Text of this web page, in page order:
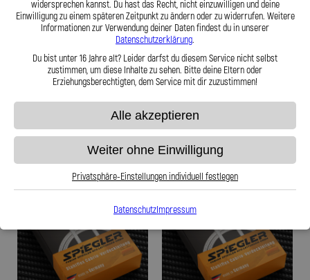
- Stahlflex Verdeckleitung für: Fiat
Punto ZAF 176C Baujahr:06|1994-
07|1995 Motor:Punto Cabrio 60
87,95 €
- Stahlflex Verdeckleitung für: Fiat
Punto ZAF 176C Baujahr:08|1995-
06|1997 Motor:Punto Cabrio 60
87,95 €
Zum Produkt
widersprechen kannst. Du hast das Recht, nicht einzuwilligen und deine
Einwilligung zu einem späteren Zeitpunkt zu ändern oder zu widerrufen. Weitere
Informationen zur Verwendung deiner Daten findest du in unserer
Datenschutzerklärung.
Du bist unter 16 Jahre alt? Leider darfst du diesem Service nicht selbst
zustimmen, um diese Inhalte zu sehen. Bitte deine Eltern oder
Erziehungsberechtigten, dem Service mit dir zuzustimmen!
Alle akzeptieren
Weiter ohne Einwilligung
Privatsphäre-Einstellungen individuell festlegen
DatenschutzImpressum